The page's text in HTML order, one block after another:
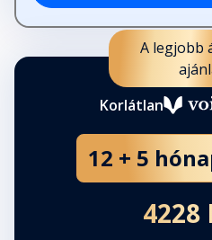
A legjobb
Korlátlan
12 + 5
4228